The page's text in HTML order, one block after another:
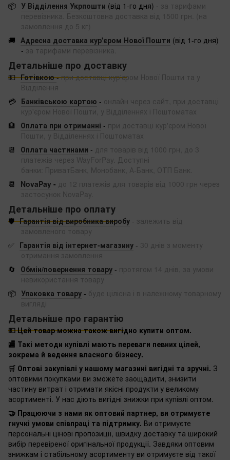
📦 У Відділення Укрпошти (від 1-го дня) - за тарифами
перевізника. Безкоштовна доставка від 1500 грн. (на
замовлення до 5 кг)
🚚 Адресна доставка кур'єром Нової Пошти (від 1-го дня)
- за тарифами перевізника.
Детальніше про доставку
💵 Готівкою -при доставці кур'єром Нової Пошти та у
Відділення
💳 Банківською картою - онлайн через сайт, при доставці
кур'єром Нової Пошти, у Відділеннях і Поштоматах
🏦
Оплата при отриманні - при доставці кур'єром Нової
Пошти, у Відділеннях і Поштоматах
📆
Оплата частинами - для товарів від 1000 грн, до 3
платежів через WayForPay. Доступні
банки: ПриватБанк, Монобанк, А-Банк, ОТП Банк.
📆
NovaPay - до 12 платежів для товарів від 1000 грн через
застосунок NovaPay.
Детальніше про оплату
🛡️ Гарантія від виробника виробу - залежить від
замовленого товару
✅ Гарантія від інтернет-магазину - 30 днів з моменту
отримання замовлення
🔄
Обмін/повернення товару - протягом 14 днів, за умови
невикористання товару
📦 Упаковка товару - буде цілісна і в належному товарному
вигляді
Детальніше про гарантію
💵 Цей товар можна також вигідно купити оптом.
🏬 Такі методи купівлі мають переваги певних цілей,
зокрема й ведення власного бізнесу.
🛒 Оптові закупівлі у нашому магазині вигідні та зручні. З
оптовими покупками ви зможете заощадити, знизити
частину витрат і отримати якісні продукти у великому
асортименті. У нас діють вигідні знижки при купівлі оптом.
🤝 Працюючи з нами як оптовий партнер, ви отримуєте
гнучкі умови співпраці та підтримку. Ви отримуєте
персональні цінові пропозиції, швидку доставку та широкий
вибір перевіреної оригінальної продукції. Завдяки оптовим
знижкам і стабільному асортименту ви отримуєте від такої